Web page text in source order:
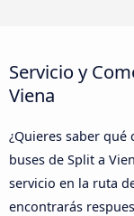
Servicio y
Viena
¿Quieres saber qué
buses de Split a
servicio en la ruta
encontrarás